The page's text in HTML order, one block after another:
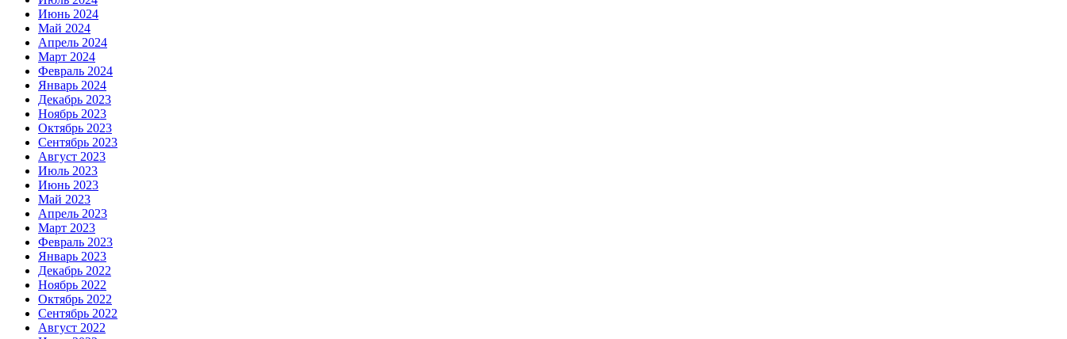
Июнь 2024
Май 2024
Апрель 2024
Март 2024
Февраль 2024
Январь 2024
Декабрь 2023
Ноябрь 2023
Октябрь 2023
Сентябрь 2023
Август 2023
Июль 2023
Июнь 2023
Май 2023
Апрель 2023
Март 2023
Февраль 2023
Январь 2023
Декабрь 2022
Ноябрь 2022
Октябрь 2022
Сентябрь 2022
Август 2022